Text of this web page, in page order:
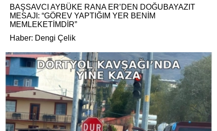
BAŞSAVCI AYBÜKE RANA ER’DEN DOĞUBAYAZIT
MESAJI: “GÖREV YAPTIĞIM YER BENİM
MEMLEKETİMDİR”
Haber: Dengi Çelik